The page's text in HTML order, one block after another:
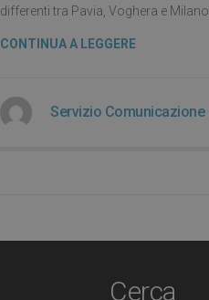
differenti tra Pavia, Voghera e Milano.
CONTINUA A LEGGERE
Servizio Comunicazione
Cerca